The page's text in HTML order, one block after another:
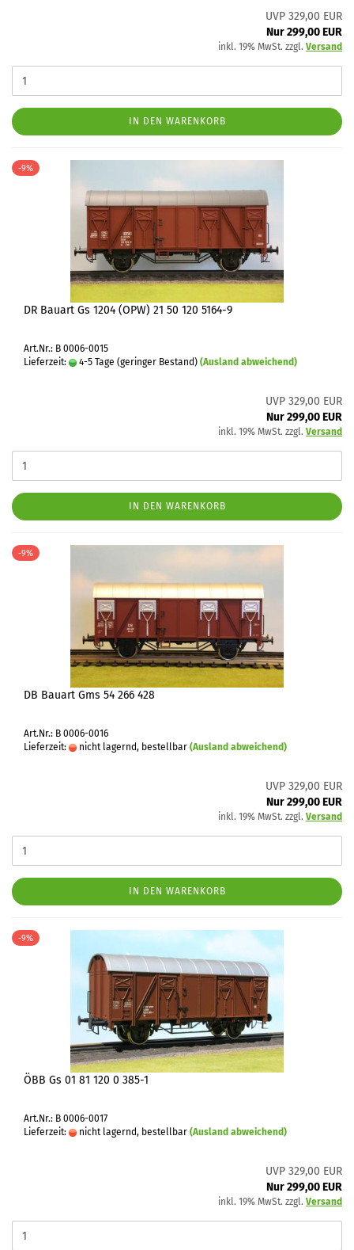
UVP 329,00 EUR
Nur 299,00 EUR
inkl. 19% MwSt. zzgl. Versand
IN DEN WARENKORB
-9%
DR Bauart Gs 1204 (OPW) 21 50 120 5164-9
Art.Nr.: B 0006-0015
Lieferzeit:
4-5 Tage (geringer Bestand) (Ausland abweichend)
UVP 329,00 EUR
Nur 299,00 EUR
inkl. 19% MwSt. zzgl. Versand
IN DEN WARENKORB
-9%
DB Bauart Gms 54 266 428
Art.Nr.: B 0006-0016
Lieferzeit:
nicht lagernd, bestellbar (Ausland abweichend)
UVP 329,00 EUR
Nur 299,00 EUR
inkl. 19% MwSt. zzgl. Versand
IN DEN WARENKORB
-9%
ÖBB Gs 01 81 120 0 385-1
Art.Nr.: B 0006-0017
Lieferzeit:
nicht lagernd, bestellbar (Ausland abweichend)
UVP 329,00 EUR
Nur 299,00 EUR
inkl. 19% MwSt. zzgl. Versand